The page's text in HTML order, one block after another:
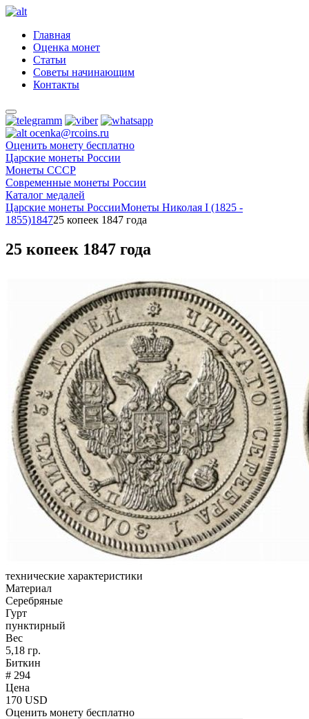
Главная
Оценка монет
Статьи
Советы начинающим
Контакты
ocenka@rcoins.ru
Оценить монету бесплатно
Царские монеты России
Монеты СССР
Современные монеты России
Каталог медалей
Царские монеты РоссииМонеты Николая I (1825 -
1855)184725 копеек 1847 года
25 копеек 1847 года
технические характеристики
Материал
Серебряные
Гурт
пунктирный
Вес
5,18 гр.
Биткин
# 294
Цена
170 USD
Оценить монету бесплатно